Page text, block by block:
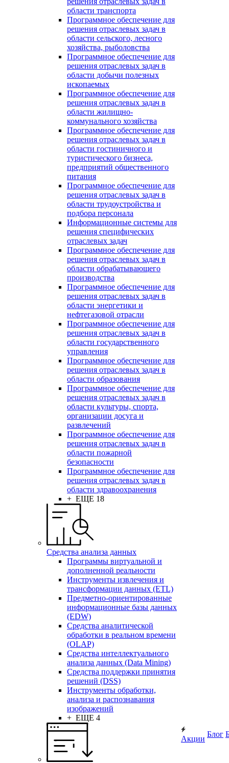
области транспорта
Программное обеспечение для
решения отраслевых задач в
области сельского, лесного
хозяйства, рыболовства
Программное обеспечение для
решения отраслевых задач в
области добычи полезных
ископаемых
Программное обеспечение для
решения отраслевых задач в
области жилищно-
коммунального хозяйства
Программное обеспечение для
решения отраслевых задач в
области гостиничного и
туристического бизнеса,
предприятий общественного
питания
Программное обеспечение для
решения отраслевых задач в
области трудоустройства и
подбора персонала
Информационные системы для
решения специфических
отраслевых задач
Программное обеспечение для
решения отраслевых задач в
области обрабатывающего
производства
Программное обеспечение для
решения отраслевых задач в
области энергетики и
нефтегазовой отрасли
Программное обеспечение для
решения отраслевых задач в
области государственного
управления
Программное обеспечение для
решения отраслевых задач в
области образования
Программное обеспечение для
решения отраслевых задач в
области культуры, спорта,
организации досуга и
развлечений
Программное обеспечение для
решения отраслевых задач в
области пожарной
безопасности
Программное обеспечение для
решения отраслевых задач в
области здравоохранения
+ ЕЩЕ 18
Средства анализа данных
Программы виртуальной и
дополненной реальности
Инструменты извлечения и
трансформации данных (ETL)
Предметно-ориентированные
информационные базы данных
(EDW)
Средства аналитической
обработки в реальном времени
(OLAP)
Средства интеллектуального
анализа данных (Data Mining)
Средства поддержки принятия
решений (DSS)
Инструменты обработки,
анализа и распознавания
изображений
+ ЕЩЕ 4
Акции
Блог